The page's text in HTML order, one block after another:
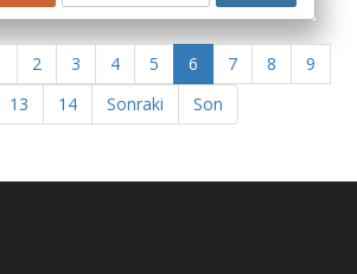
2 3 4 5 6 7 8
9
13 14 Sonraki Son